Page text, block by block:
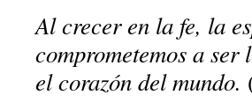
Al crecer en la fe, la
comprometemos a ser
el corazón del mundo.